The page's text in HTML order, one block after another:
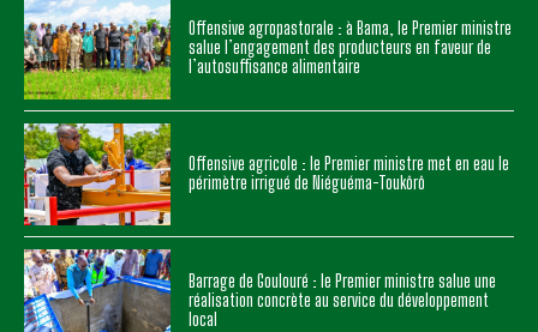
Offensive agropastorale : à Bama, le Premier ministre
salue l’engagement des producteurs en faveur de
l’autosuffisance alimentaire
Offensive agricole : le Premier ministre met en eau le
périmètre irrigué de Niéguéma-Toukôrô
Barrage de Goulouré : le Premier ministre salue une
réalisation concrète au service du développement
local